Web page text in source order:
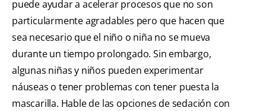
puede ayudar a acelerar procesos que no son
particularmente agradables pero que hacen que
sea necesario que el niño o niña no se mueva
durante un tiempo prolongado. Sin embargo,
algunas niñas y niños pueden experimentar
náuseas o tener problemas con tener puesta la
mascarilla. Hable de las opciones de sedación con